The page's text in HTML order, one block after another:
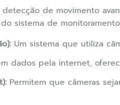
de movimento
sistema de
Um sistema que utiliza
dados pela internet,
Permitem que câmeras